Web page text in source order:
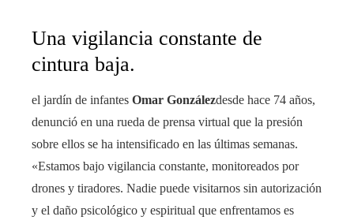
Una vigilancia constante de
cintura baja.
el jardín de infantes Omar Gonzálezdesde hace 74 años,
denunció en una rueda de prensa virtual que la presión
sobre ellos se ha intensificado en las últimas semanas.
«Estamos bajo vigilancia constante, monitoreados por
drones y tiradores. Nadie puede visitarnos sin autorización
y el daño psicológico y espiritual que enfrentamos es